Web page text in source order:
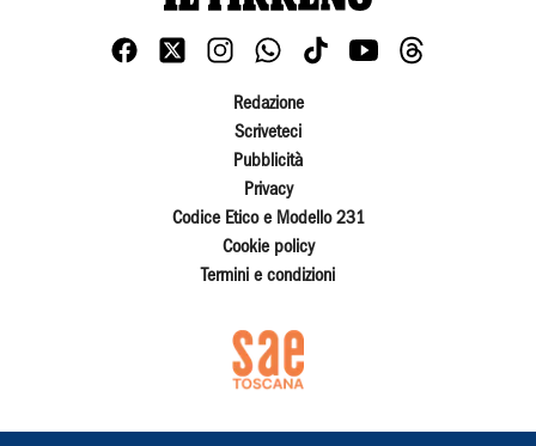
Redazione
Scriveteci
Pubblicità
Privacy
Codice Etico e Modello 231
Cookie policy
Termini e condizioni